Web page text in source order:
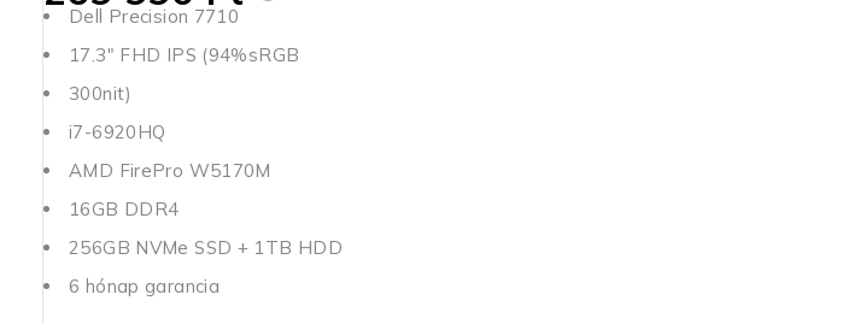
Dell Precision 7710
17.3" FHD IPS (94%sRGB
300nit)
i7-6920HQ
AMD FirePro W5170M
16GB DDR4
256GB NVMe SSD + 1TB HDD
6 hónap garancia